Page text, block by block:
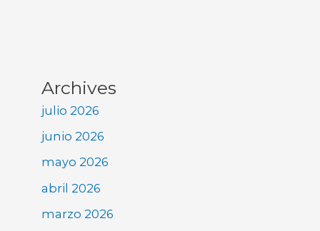
Archives
julio 2026
junio 2026
mayo 2026
abril 2026
marzo 2026